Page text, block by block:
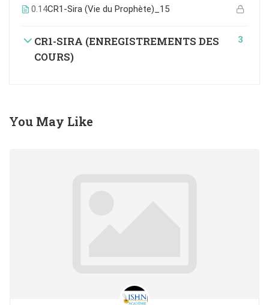
0.14CR1-Sira (Vie du Prophète)_15
CR1-SIRA (ENREGISTREMENTS DES
COURS)
3
You May Like